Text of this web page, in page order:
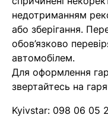
Помилка:
знайдена.
Оператор
недотриманням
або зберігання.
обов’язково
автомобілем.
Для оформлення
звертайтесь на
Kyivstar: 098 06 05